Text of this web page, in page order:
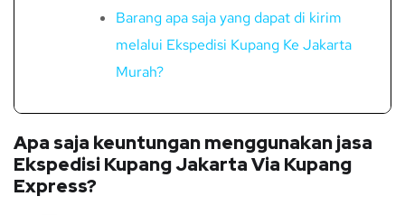
Barang apa saja yang dapat di kirim
melalui Ekspedisi Kupang Ke Jakarta
Murah?
Apa saja keuntungan menggunakan jasa
Ekspedisi Kupang Jakarta Via Kupang
Express?